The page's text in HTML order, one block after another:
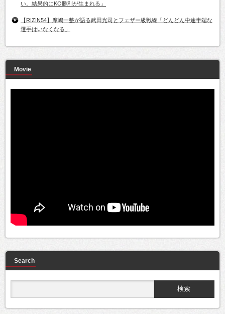
い。結果的にKO勝利が生まれる」
【RIZIN54】摩嶋一整が語る武田光司とフェザー級戦線「どんどん中途半端な
選手はいなくなる」
Movie
Search